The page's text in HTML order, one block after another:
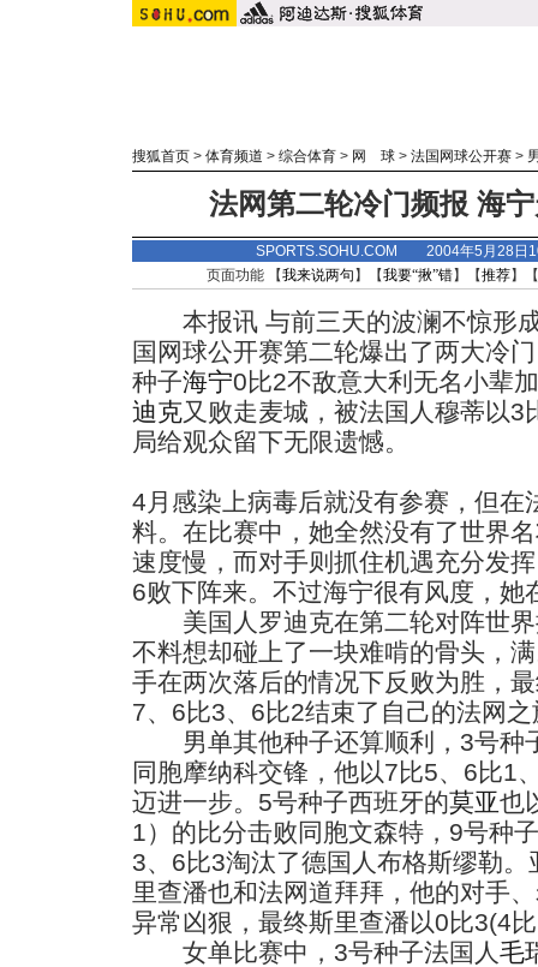
搜狐首页 > 体育频道 > 综合体育 > 网 球 > 法国网球公开赛 >
法网第二轮冷门频报 海
SPORTS.SOHU.COM 2004年5月28日
页面功能 【我来说两句 】【我要“揪”错】【推荐】
本报讯 与前三天的波澜不惊形
国网球公开赛第二轮爆出了两大冷
种子海宁0比2不敌意大利无名小辈
迪克又败走麦城，被法国人穆蒂以
局给观众留下无限遗憾。
4月感染上病毒后就没有参赛，但在
料。在比赛中，她全然没有了世界
速度慢，而对手则抓住机遇充分发
6败下阵来。不过海宁很有风度，她
美国人罗迪克在第二轮对阵世界
不料想却碰上了一块难啃的骨头，
手在两次落后的情况下反败为胜，
7、6比3、6比2结束了自己的法网之
男单其他种子还算顺利，3号种
同胞摩纳科交锋，他以7比5、6比1
迈进一步。5号种子西班牙的莫亚也
1）的比分击败同胞文森特，9号种
3、6比3淘汰了德国人布格斯缪勒
里查潘也和法网道拜拜，他的对手
异常凶狠，最终斯里查潘以0比3(4
女单比赛中，3号种子法国人毛